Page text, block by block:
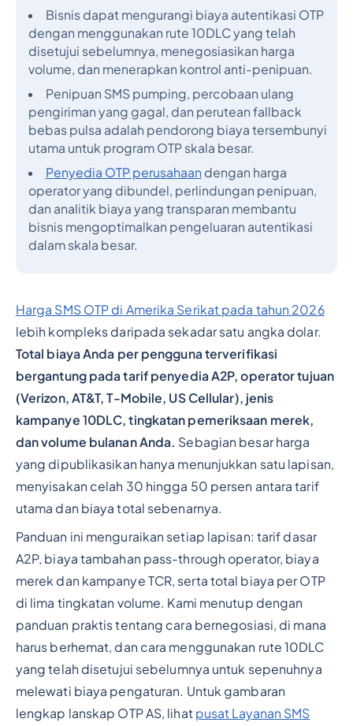
Bisnis dapat mengurangi biaya autentikasi OTP
dengan menggunakan rute 10DLC yang telah
disetujui sebelumnya, menegosiasikan harga
volume, dan menerapkan kontrol anti-penipuan.
Penipuan SMS pumping, percobaan ulang
pengiriman yang gagal, dan perutean fallback
bebas pulsa adalah pendorong biaya tersembunyi
utama untuk program OTP skala besar.
Penyedia OTP perusahaan dengan harga
operator yang dibundel, perlindungan penipuan,
dan analitik biaya yang transparan membantu
bisnis mengoptimalkan pengeluaran autentikasi
dalam skala besar.
Harga SMS OTP di Amerika Serikat pada tahun 2026
lebih kompleks daripada sekadar satu angka dolar.
Total biaya Anda per pengguna terverifikasi
bergantung pada tarif penyedia A2P, operator tujuan
(Verizon, AT&T, T-Mobile, US Cellular), jenis
kampanye 10DLC, tingkatan pemeriksaan merek,
dan volume bulanan Anda. Sebagian besar harga
yang dipublikasikan hanya menunjukkan satu lapisan,
menyisakan celah 30 hingga 50 persen antara tarif
utama dan biaya total sebenarnya.
Panduan ini menguraikan setiap lapisan: tarif dasar
A2P, biaya tambahan pass-through operator, biaya
merek dan kampanye TCR, serta total biaya per OTP
di lima tingkatan volume. Kami menutup dengan
panduan praktis tentang cara bernegosiasi, di mana
harus berhemat, dan cara menggunakan rute 10DLC
yang telah disetujui sebelumnya untuk sepenuhnya
melewati biaya pengaturan. Untuk gambaran
lengkap lanskap OTP AS, lihat pusat Layanan SMS